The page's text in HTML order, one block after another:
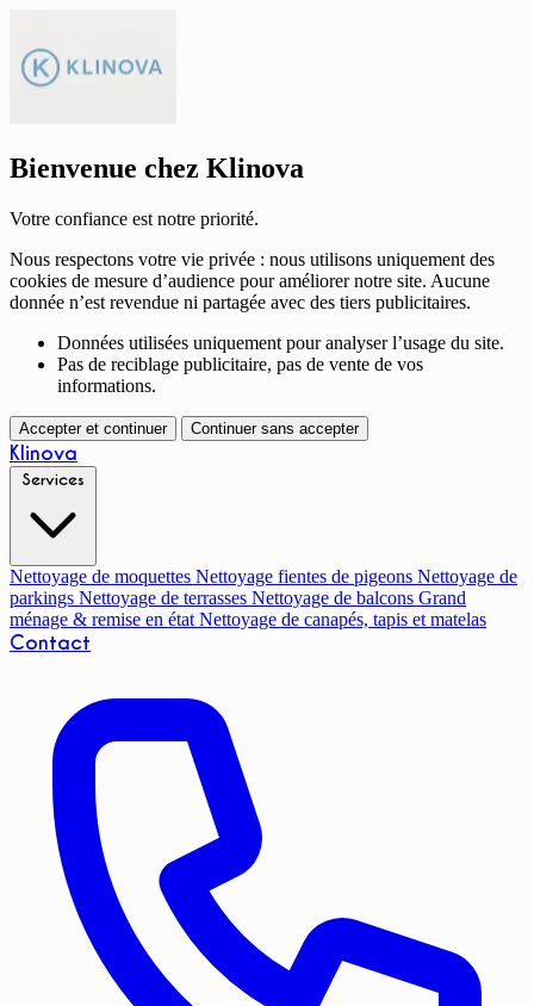
Bienvenue chez Klinova
Votre confiance est notre priorité.
Nous respectons votre vie privée : nous utilisons uniquement des
cookies de mesure d’audience pour améliorer notre site. Aucune
donnée n’est revendue ni partagée avec des tiers publicitaires.
Données utilisées uniquement pour analyser l’usage du site.
Pas de reciblage publicitaire, pas de vente de vos
informations.
Accepter et continuer Continuer sans accepter
Klinova
Nettoyage de moquettes Nettoyage fientes de pigeons Nettoyage de
parkings Nettoyage de terrasses Nettoyage de balcons Grand
ménage & remise en état Nettoyage de canapés, tapis et matelas
Contact